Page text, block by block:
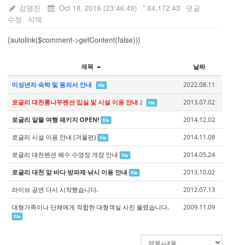
강명진 Oct 18, 2016 (23:46:49) *.64.172.43
댓글
수정
삭제
{autolink($comment->getContent(false))}
제목 날짜
미성년자 숙박 및 동의서 안내 File
2022.08.11
로글리 대천통나무펜션 입실 및 시설 이용 안내 2 File
2013.07.02
로글리 알뜰 여행 패키지 OPEN!
file
2014.12.02
로글리 시설 이용 안내 (겨울편)
file
2014.11.08
로글리 대천펜션 해수 수영장 개장 안내
file
2014.05.24
로글리 대천 앞 바다 방파제 낚시 이용 안내
file
2013.10.02
라이브 공연 다시 시작했습니다.
2012.07.13
대형가족이나 단체에게 적합한 대형객실 사진 올렸습니다.
file
2009.11.09